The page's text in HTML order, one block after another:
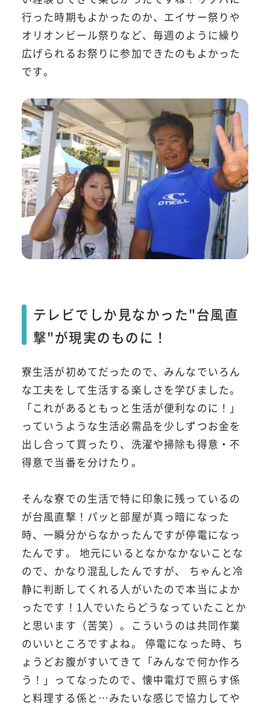
行った時期もよかったのか、エイサー祭りや
オリオンビール祭りなど、毎週のように繰り
広げられるお祭りに参加できたのもよかった
です。
テレビでしか見なかった"台風直
撃"が現実のものに！
寮生活が初めてだったので、みんなでいろん
な工夫をして生活する楽しさを学びました。
「これがあるともっと生活が便利なのに！」
っていうような生活必需品を少しずつお金を
出し合って買ったり、洗濯や掃除も得意・不
得意で当番を分けたり。
そんな寮での生活で特に印象に残っているの
が台風直撃！パッと部屋が真っ暗になった
時、一瞬分からなかったんですが停電になっ
たんです。 地元にいるとなかなかないことな
ので、かなり混乱したんですが、 ちゃんと冷
静に判断してくれる人がいたので本当によか
ったです！1人でいたらどうなっていたことか
と思います（苦笑）。こういうのは共同作業
のいいところですよね。 停電になった時、ち
ょうどお腹がすいてきて「みんなで何か作ろ
う！」ってなったので、懐中電灯で照らす係
と料理する係と…みたいな感じで協力してや